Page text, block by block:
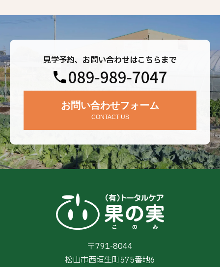
見学予約、お問い合わせはこちらまで
お問い合わせフォーム
CONTACT US
〒791-8044
松山市西垣生町575番地6